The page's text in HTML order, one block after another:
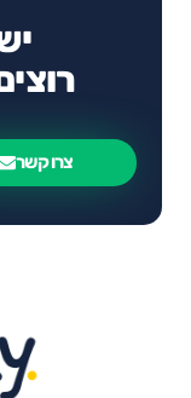
צרו קשר